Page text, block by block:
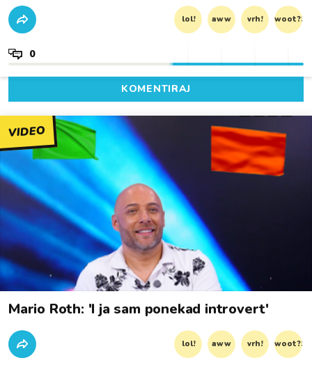
lol! aww vrh! woot?!
0
KOMENTIRAJ
VIDEO
Mario Roth: 'I ja sam ponekad introvert'
lol! aww vrh! woot?!